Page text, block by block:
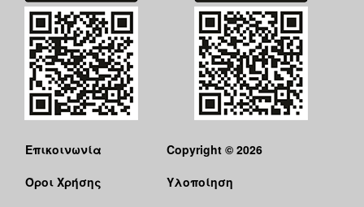
Επικοινωνία
Όροι Χρήσης
Copyright © 2026
Υλοποίηση